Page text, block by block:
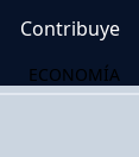
Contribuye
ECONOMÍA